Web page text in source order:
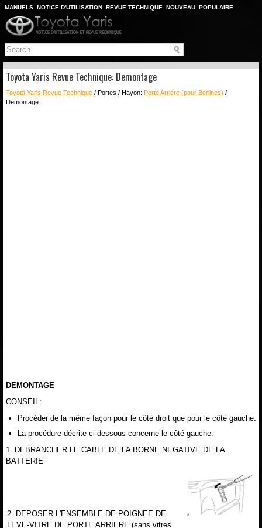
MANUELS NOTICE D'UTILISATION REVUE TECHNIQUE NOUVEAU POPULAIRE
PLAN DU SITE
CHERCHER
Toyota Yaris Revue Technique: Demontage
Toyota Yaris Revue Technique / Portes / Hayon: Porte Arriere (pour Berlines) /
Demontage
DEMONTAGE
CONSEIL:
Procéder de la même façon pour le côté droit que pour le côté gauche.
La procédure décrite ci-dessous concerne le côté gauche.
1. DEBRANCHER LE CABLE DE LA BORNE NEGATIVE DE LA
BATTERIE
2. DEPOSER L'ENSEMBLE DE POIGNEE DE
LEVE-VITRE DE PORTE ARRIERE (sans vitres